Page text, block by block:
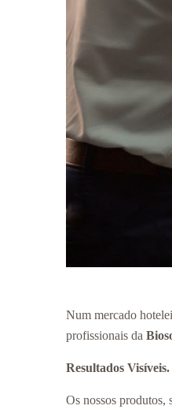
Num mercado
profissionais da
Resultados
Os nossos produtos,